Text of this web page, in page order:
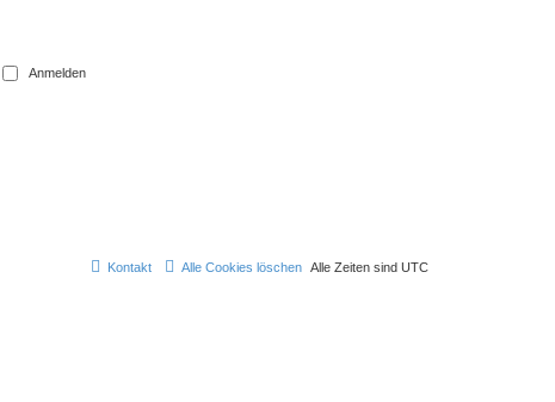
Alle Zeiten sind UTC
Alle Cookies löschen
Kontakt